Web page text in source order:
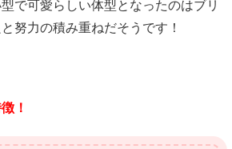
で可愛らしい体型となったのはブリ
努力の積み重ねだそうです！
！